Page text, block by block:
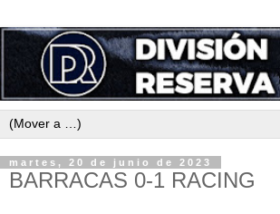
martes, 20 de junio de 2023
BARRACAS 0-1 RACING